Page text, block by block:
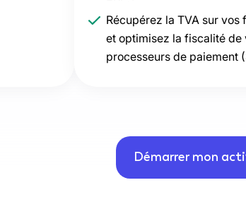
Récupérez la TVA sur vos
et optimisez la fiscalité de
processeurs de paiement
Démarrer mon